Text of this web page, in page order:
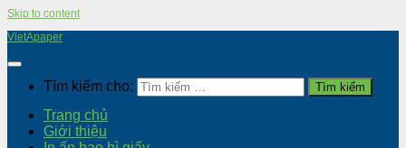
Skip to content
VietApaper
Tìm kiếm cho:
Trang chủ
Giới thiệu